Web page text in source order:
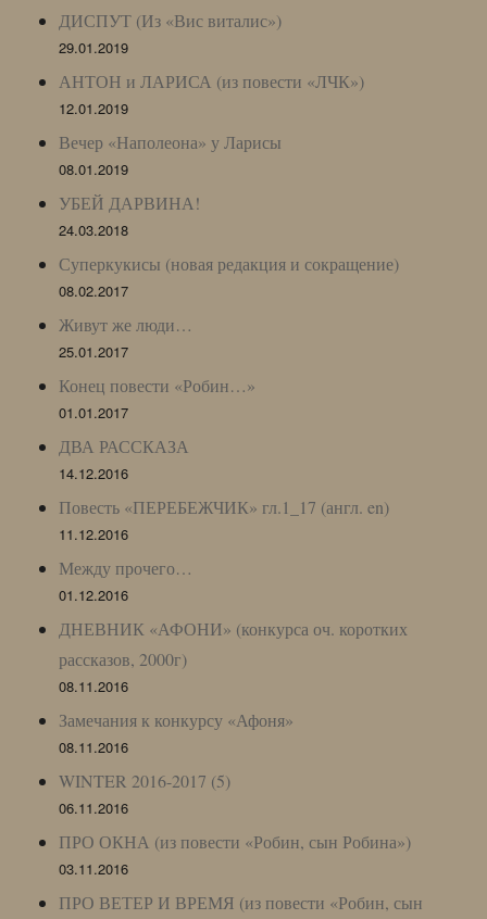
ДИСПУТ (Из «Вис виталис»)
29.01.2019
АНТОН и ЛАРИСА (из повести «ЛЧК»)
12.01.2019
Вечер «Наполеона» у Ларисы
08.01.2019
УБЕЙ ДАРВИНА!
24.03.2018
Суперкукисы (новая редакция и сокращение)
08.02.2017
Живут же люди…
25.01.2017
Конец повести «Робин…»
01.01.2017
ДВА РАССКАЗА
14.12.2016
Повесть «ПЕРЕБЕЖЧИК» гл.1_17 (англ. en)
11.12.2016
Между прочего…
01.12.2016
ДНЕВНИК «АФОНИ» (конкурса оч. коротких
рассказов, 2000г)
08.11.2016
Замечания к конкурсу «Афоня»
08.11.2016
WINTER 2016-2017 (5)
06.11.2016
ПРО ОКНА (из повести «Робин, сын Робина»)
03.11.2016
ПРО ВЕТЕР И ВРЕМЯ (из повести «Робин, сын